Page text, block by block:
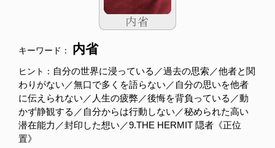
キーワード： 内省
ヒント： 自分の世界に浸っている／過去の思索／他者と関
わりがない／無口で多くを語らない／自分の思いを他者
に伝えられない／人生の疲弊／後悔を背負っている／動
かず静観する／自分からは行動しない／秘められた高い
潜在能力／封印した想い／9.THE HERMIT 隠者《正位
置》